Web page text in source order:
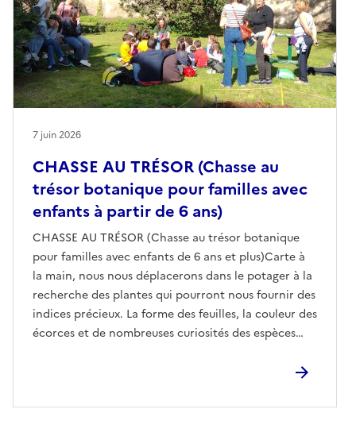
CHASSE AU TRÉSOR (Chasse au
trésor botanique pour familles avec
enfants à partir de 6 ans)
CHASSE AU TRÉSOR (Chasse au trésor botanique
pour familles avec enfants de 6 ans et plus)Carte à
la main, nous nous déplacerons dans le potager à la
recherche des plantes qui pourront nous fournir des
indices précieux. La forme des feuilles, la couleur des
écorces et de nombreuses curiosités des espèces
à recomposer un mot mystérieux, clé pour atteindre
réduite au Jardin botanique (3 €)DURÉE : 60’Réserver
7 juin 2026